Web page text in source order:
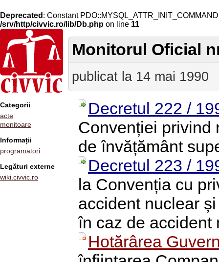
Deprecated : Constant
/srv/http/civvic.ro/lib/Db.php on line 11
Categorii
acte
monitoare
Informații
programatori
Legături externe
wiki.civvic.ro
Monitorul Oficial
publicat la 14 mai 1990
Decretul 222 /
Convenției privind
de învățământ
Decretul 223 /
la Convenția cu
accident nuclear
în caz de accident
Hotărârea